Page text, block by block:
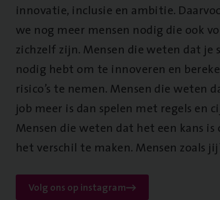
innovatie, inclusie en ambitie.
we nog meer mensen nodig die ook
zichzelf zijn. Mensen die weten dat
nodig hebt om te innoveren en
risico’s te nemen. Mensen die weten
job meer is dan spelen met regels en
Mensen die weten dat het een kans
het verschil te maken. Mensen zoals
Volg ons op instagram